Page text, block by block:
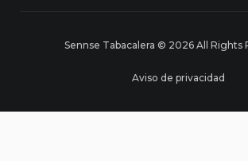
Sennse Tabacalera © 2026 All Rights
Aviso de privacidad